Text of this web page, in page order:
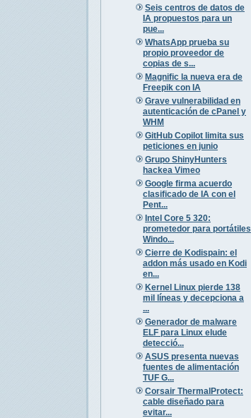
Seis centros de datos de
IA propuestos para un
pue...
WhatsApp prueba su
propio proveedor de
copias de s...
Magnific la nueva era de
Freepik con IA
Grave vulnerabilidad en
autenticación de cPanel y
WHM
GitHub Copilot limita sus
peticiones en junio
Grupo ShinyHunters
hackea Vimeo
Google firma acuerdo
clasificado de IA con el
Pent...
Intel Core 5 320:
prometedor para portátiles
Windo...
Cierre de Kodispain: el
addon más usado en Kodi
en...
Kernel Linux pierde 138
mil líneas y decepciona a
...
Generador de malware
ELF para Linux elude
detecció...
ASUS presenta nuevas
fuentes de alimentación
TUF G...
Corsair ThermalProtect:
cable diseñado para
evitar...